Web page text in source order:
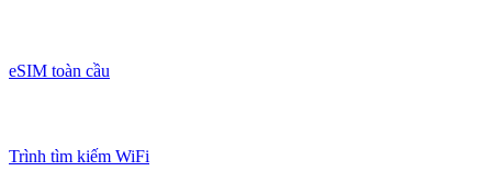
eSIM toàn cầu
Trình tìm kiếm WiFi